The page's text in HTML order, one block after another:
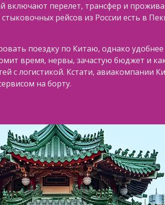
включают перелет, трансфер и
рейсов из России есть в
поездку по Китаю, однако удобнее
время, нервы, зачастую бюджет и
с логистикой. Кстати, авиакомпании
на борту.